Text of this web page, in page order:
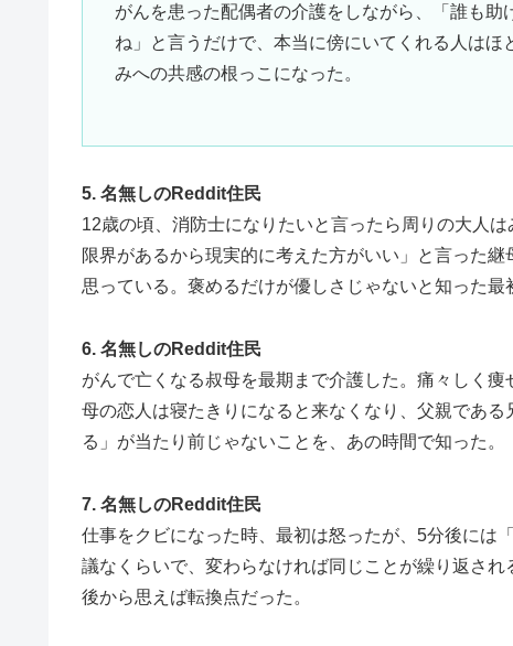
がんを患った配偶者の介護をしながら、「誰も
ね」と言うだけで、本当に傍にいてくれる人は
みへの共感の根っこになった。
5. 名無しのReddit住民
12歳の頃、消防士になりたいと言ったら周りの大人
限界があるから現実的に考えた方がいい」と言った
思っている。褒めるだけが優しさじゃないと知った最
6. 名無しのReddit住民
がんで亡くなる叔母を最期まで介護した。痛々しく
母の恋人は寝たきりになると来なくなり、父親であ
る」が当たり前じゃないことを、あの時間で知った。
7. 名無しのReddit住民
仕事をクビになった時、最初は怒ったが、5分後には
議なくらいで、変わらなければ同じことが繰り返さ
後から思えば転換点だった。